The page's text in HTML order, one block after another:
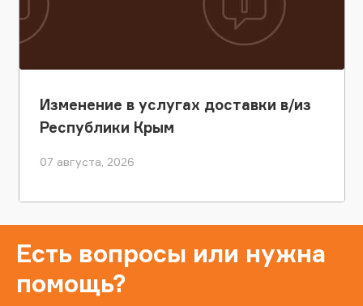
Изменение в услугах доставки в/из
Республики Крым
07 августа, 2026
Есть вопросы или нужна
помощь?